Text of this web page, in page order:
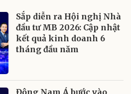
Sắp diễn ra Hội nghị Nhà
đầu tư MB 2026: Cập nhật
kết quả kinh doanh 6
tháng đầu năm
Đông Nam Á bước vào